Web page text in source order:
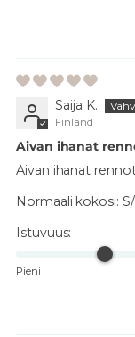
Saija K.
Finland
Aivan ihanat
Aivan ihanat
Normaali kokosi:
Istuvuus:
Pieni